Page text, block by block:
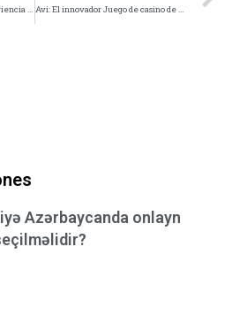
Red Baron: La auténtica Experiencia de Pilotaje Última en Tragamonedas de Vuelo Histórico Avi: El innovador Juego de casino de Apuestas que Revoluciona la Práctica de Apuestas en Internet
Azərbaycanda onlayn